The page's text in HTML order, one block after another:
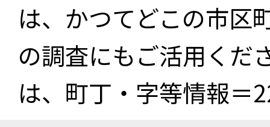
は、かつてどこの市区
の調査にもご活用くだ
は、町丁・字等情報＝